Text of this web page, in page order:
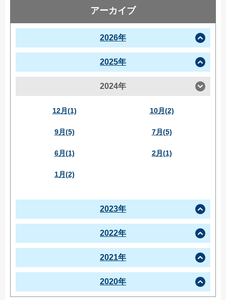
アーカイブ
2026年
2025年
2024年
12月(1) 10月(2)
9月(5) 7月(5)
6月(1) 2月(1)
1月(2)
2023年
2022年
2021年
2020年